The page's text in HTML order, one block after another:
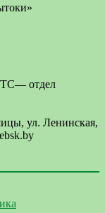
отдел
ул. Ленинская,